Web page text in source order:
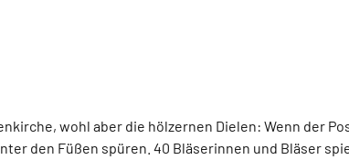
wohl aber die hölzernen Dielen: Wenn der
den Füßen spüren. 40 Bläserinnen und Bläser